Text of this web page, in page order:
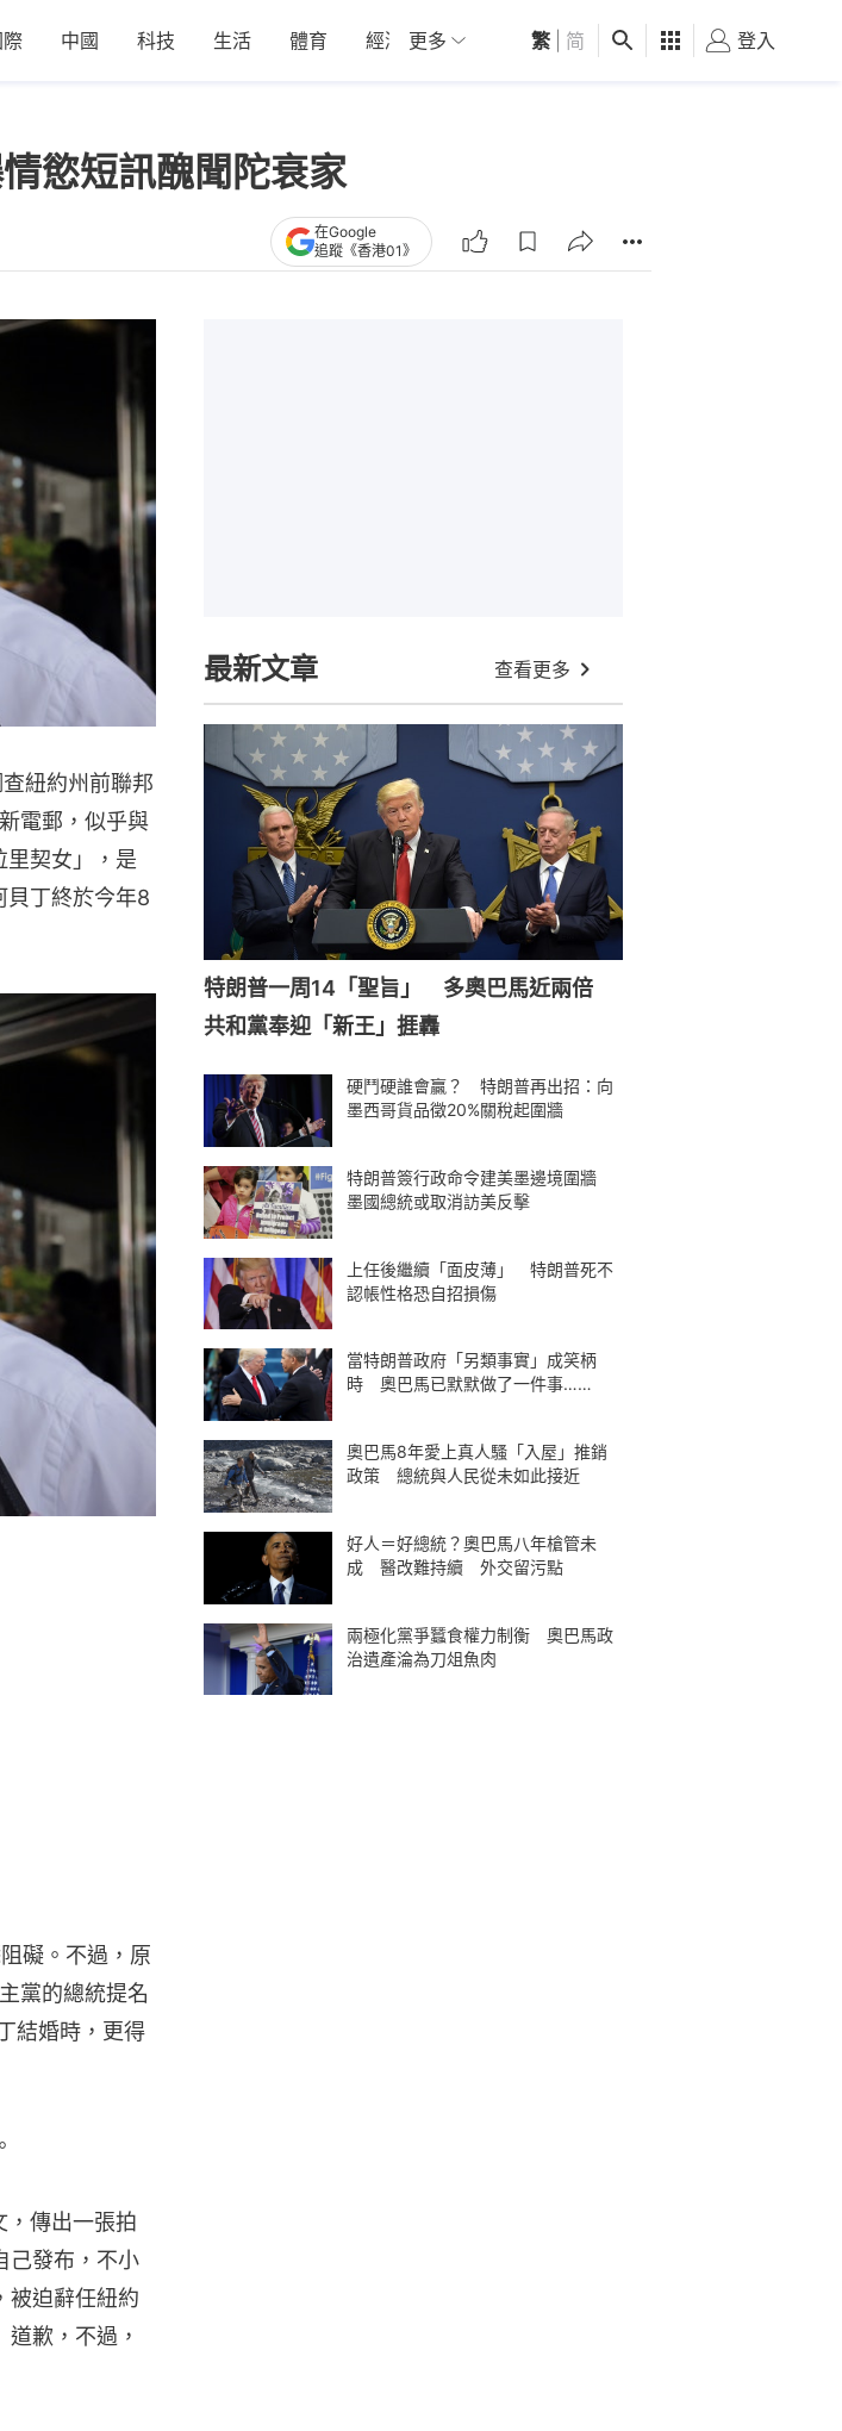
際 中國 科技 生活 體育 經濟 01深圳 觀點 健康 好食玩飛
更多 繁 简 登入
慾短訊醜聞陀衰家
在Google
追蹤《香港01》
紐約州前聯邦
電郵，似乎與
里契女」，是
貝丁終於今年8
礙。不過，原
黨的總統提名
結婚時，更得
傳出一張拍
己發布，不小
被迫辭任紐約
歉，不過，
最新文章 查看更多
特朗普一周14「聖旨」 多奧巴馬近兩倍
共和黨奉迎「新王」捱轟
硬鬥硬誰會贏？ 特朗普再出招：向
墨西哥貨品徵20%關稅起圍牆
特朗普簽行政命令建美墨邊境圍牆
墨國總統或取消訪美反擊
上任後繼續「面皮薄」 特朗普死不
認帳性格恐自招損傷
當特朗普政府「另類事實」成笑柄
時 奧巴馬已默默做了一件事……
奧巴馬8年愛上真人騷「入屋」推銷
政策 總統與人民從未如此接近
好人＝好總統？奧巴馬八年槍管未
成 醫改難持續 外交留污點
兩極化黨爭蠶食權力制衡 奧巴馬政
治遺產淪為刀俎魚肉